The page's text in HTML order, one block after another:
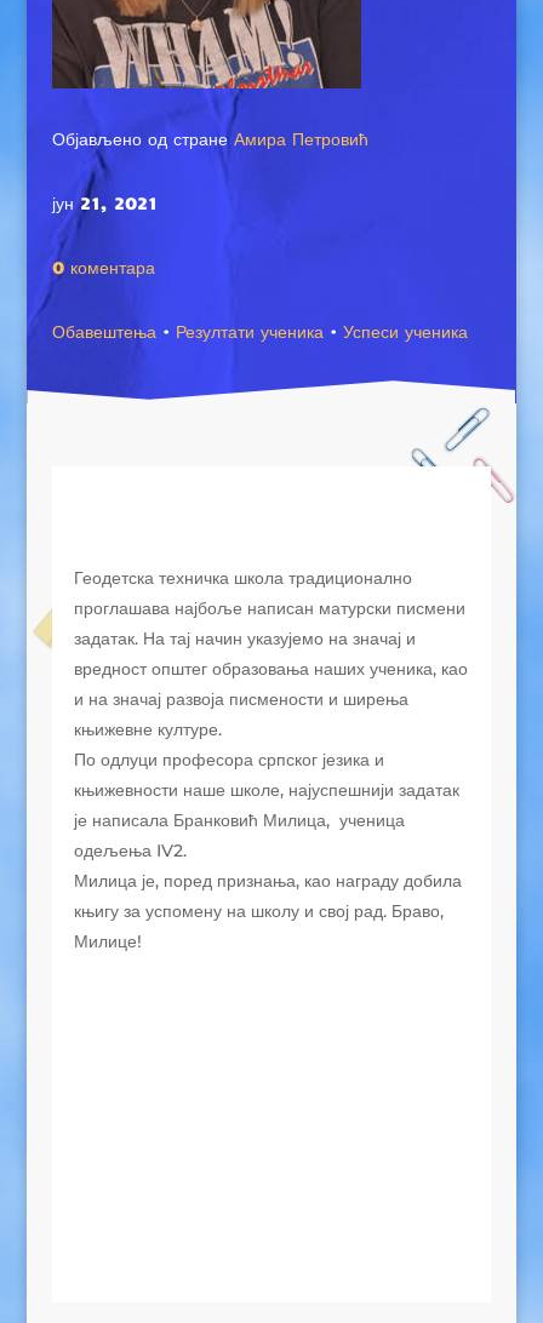
Објављено од странеАмира Петровић
јун 21, 2021
0 коментара
Обавештења · Резултати ученика · Успеси ученика
Геодетска техничка школа традиционално
проглашава најбоље написан матурски писмени
задатак. На тај начин указујемо на значај и
вредност општег образовања наших ученика, као
и на значај развоја писмености и ширења
књижевне културе.
По одлуци професора српског језика и
књижевности наше школе, најуспешнији задатак
је написала Бранковић Милица, ученица
одељења IV2.
Милица је, поред признања, као награду добила
књигу за успомену на школу и свој рад. Браво,
Милице!